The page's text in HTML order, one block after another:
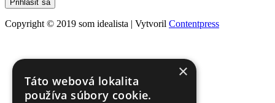
Copyright © 2019 som idealista | Vytvoril Contentpress
×
Táto webová lokalita
používa súbory cookie.